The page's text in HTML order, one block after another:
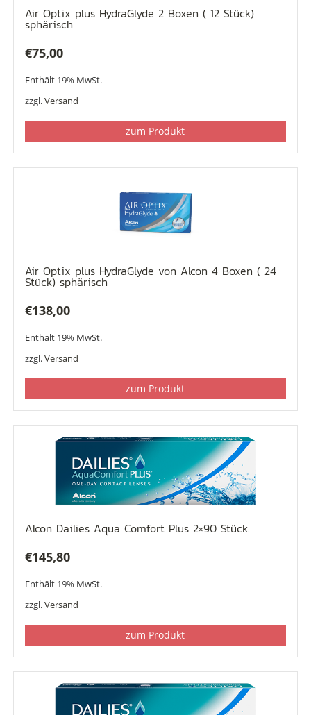
Air Optix plus HydraGlyde 2 Boxen ( 12 Stück)
sphärisch
€75,00
Enthält 19% MwSt.
zzgl.Versand
zum Produkt
Air Optix plus HydraGlyde von Alcon 4 Boxen ( 24
Stück) sphärisch
€138,00
Enthält 19% MwSt.
zzgl.Versand
zum Produkt
Alcon Dailies Aqua Comfort Plus 2×90 Stück.
€145,80
Enthält 19% MwSt.
zzgl.Versand
zum Produkt